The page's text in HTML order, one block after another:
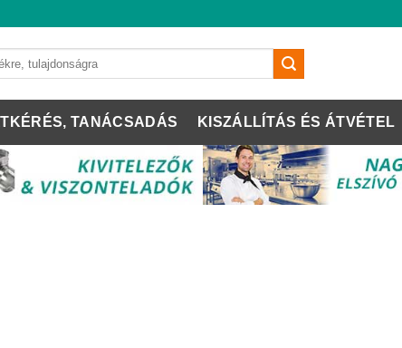
TANÁCSADÁS KISZÁLLÍTÁS ÉS ÁTVÉTEL